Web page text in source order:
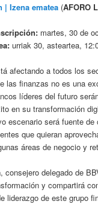
|Izena ematea (AFORO
martes, 30 de
urriak 30, asteartea,
afectando a todos los
las finanzas no es una
líderes del futuro
en su transformación
escenario será fuente de
que quieran
áreas de negocio y
, consejero delegado de
y compartirá
liderazgo de este grupo